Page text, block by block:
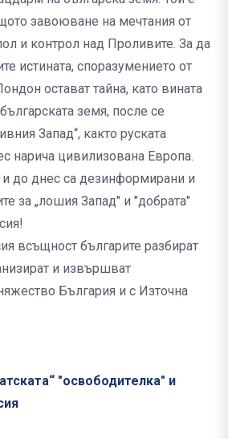
завоюване на мечтания от
и контрол над Проливите. За да
истината, споразумението от
остават тайна, като вината
земя, после се
Запад“, както руската
нарича цивилизована Европа.
до днес са дезинформирани и
за „лошия Запад" и "добрата"
всъщност българите разбират
и извършват
България и с Източна
"освободителка" и